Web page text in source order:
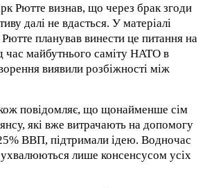
Рютте визнав, що через брак згоди
далі не вдасться. У матеріалі
планував винести це питання на
час майбутнього саміту НАТО в
виявили розбіжності між
повідомляє, що щонайменше сім
які вже витрачають на допомогу
ВВП, підтримали ідею. Водночас
лише консенсусом усіх